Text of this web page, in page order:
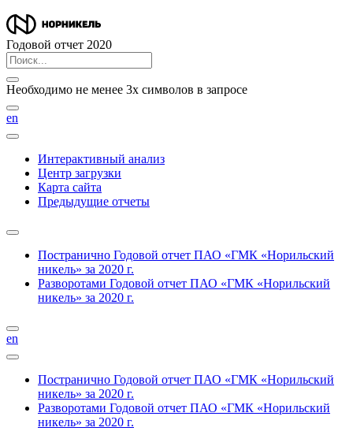
Годовой отчет 2020
Необходимо не менее 3х символов в запросе
en
Интерактивный анализ
Центр загрузки
Карта сайта
Предыдущие отчеты
Постранично Годовой отчет ПАО «ГМК «Норильский
никель» за 2020 г.
Разворотами Годовой отчет ПАО «ГМК «Норильский
никель» за 2020 г.
en
Постранично Годовой отчет ПАО «ГМК «Норильский
никель» за 2020 г.
Разворотами Годовой отчет ПАО «ГМК «Норильский
никель» за 2020 г.